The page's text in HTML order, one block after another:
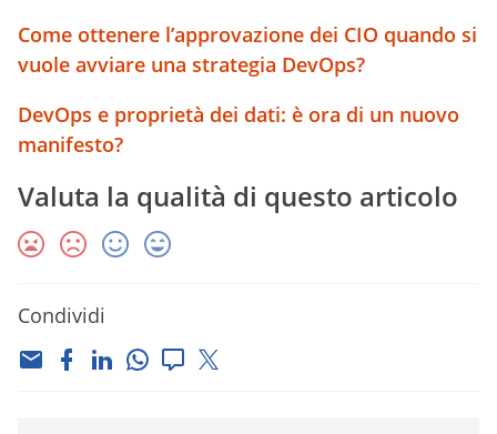
Come ottenere l’approvazione dei CIO quando si
vuole avviare una strategia DevOps?
DevOps e proprietà dei dati: è ora di un nuovo
manifesto?
Valuta la qualità di questo articolo
Condividi